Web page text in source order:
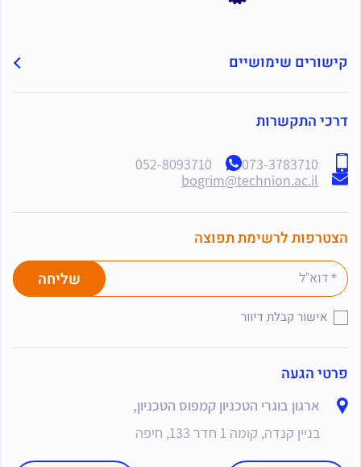
קישורים שימושיים
פרטי הגעה
ארגון בוגרי הטכניון קמפוס הטכניון,
בניין קנדה, קומה 1 חדר 133, חיפה
דרכי התקשרות
073-3783710
052-8093710
bogrim@technion.ac.il
הצטרפות לרשימת תפוצה
אישור קבלת דיוור